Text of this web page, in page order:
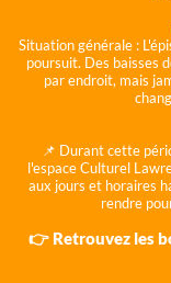
Situation générale :
poursuit. Des baisses
par endroit, mais
📌 Durant cette
l'espace Culturel
aux jours et horaires
rendre
👉 Retrouvez les